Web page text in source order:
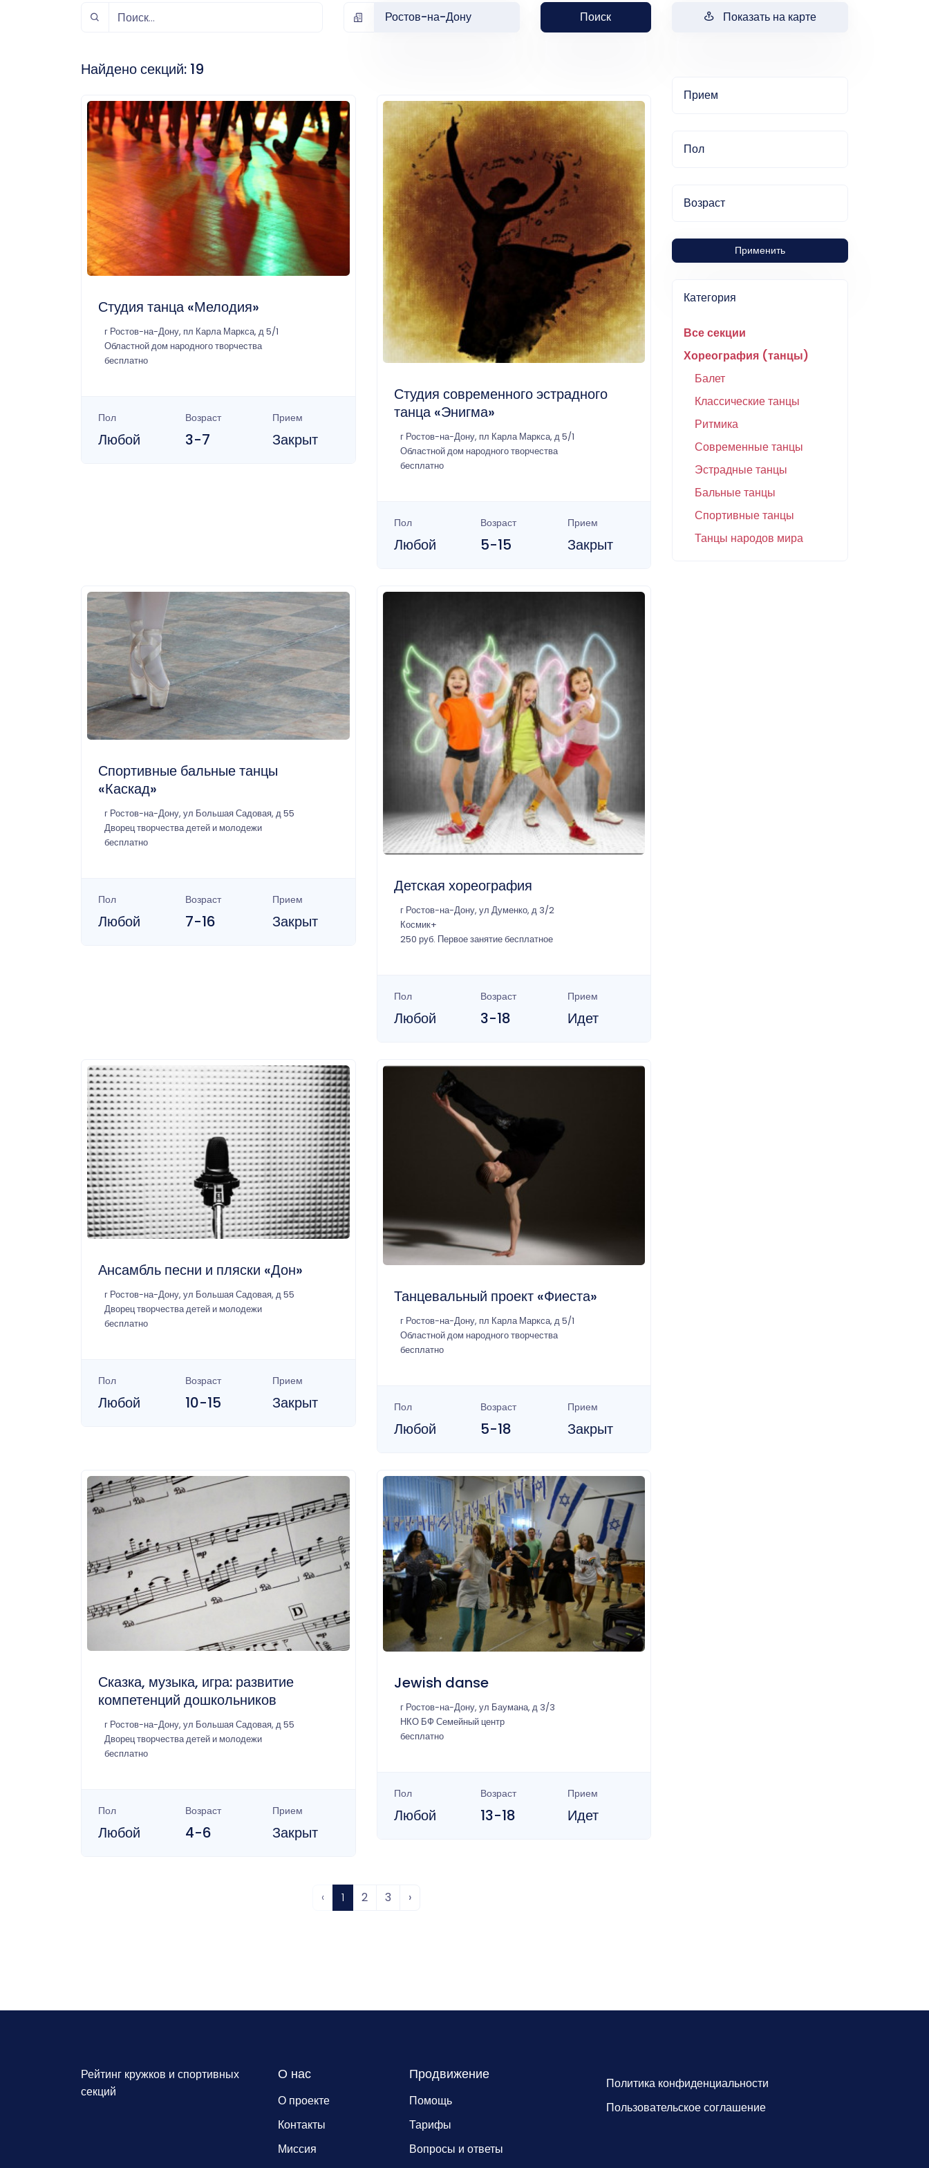
Индивидуально-
Ростов-на-Дону Поиск Показать на карте
Прием
Пол
Возраст
Применить
Категория
Все секции
Хореография (танцы)
Балет
Классические танцы
Ритмика
Современные танцы
Эстрадные танцы
Бальные танцы
Спортивные танцы
Танцы народов мира
Найдено секций: 19
Студия танца «Мелодия»
г Ростов-на-Дону, пл Карла Маркса, д 5/1
Областной дом народного творчества
бесплатно
Пол
Любой
Возраст
3-7
Прием
Закрыт
Студия современного эстрадного
танца «Энигма»
г Ростов-на-Дону, пл Карла Маркса, д 5/1
Областной дом народного творчества
бесплатно
Пол
Любой
Возраст
5-15
Прием
Закрыт
Спортивные бальные танцы
«Каскад»
г Ростов-на-Дону, ул Большая Садовая, д 55
Дворец творчества детей и молодежи
бесплатно
Пол
Любой
Возраст
7-16
Прием
Закрыт
Детская хореография
г Ростов-на-Дону, ул Думенко, д 3/2
Космик+
250 руб. Первое занятие бесплатное
Пол
Любой
Возраст
3-18
Прием
Идет
Ансамбль песни и пляски «Дон»
г Ростов-на-Дону, ул Большая Садовая, д 55
Дворец творчества детей и молодежи
бесплатно
Пол
Любой
Возраст
10-15
Прием
Закрыт
Танцевальный проект «Фиеста»
г Ростов-на-Дону, пл Карла Маркса, д 5/1
Областной дом народного творчества
бесплатно
Пол
Любой
Возраст
5-18
Прием
Закрыт
Сказка, музыка, игра: развитие
компетенций дошкольников
г Ростов-на-Дону, ул Большая Садовая, д 55
Дворец творчества детей и молодежи
бесплатно
Пол
Любой
Возраст
4-6
Прием
Закрыт
Jewish danse
г Ростов-на-Дону, ул Баумана, д 3/3
НКО БФ Семейный центр
бесплатно
Пол
Любой
Возраст
13-18
Прием
Идет
‹ 1 2 3 ›
Рейтинг кружков и спортивных
секций
О нас
О проекте
Контакты
Миссия
Продвижение
Помощь
Тарифы
Вопросы и ответы
Политика конфиденциальности
Пользовательское соглашение